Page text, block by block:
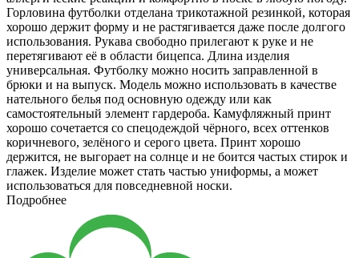
Горловина футболки отделана трикотажной резинкой, которая
хорошо держит форму и не растягивается даже после долгого
использования. Рукава свободно прилегают к руке и не
перетягивают её в области бицепса. Длина изделия
универсальная. Футболку можно носить заправленной в
брюки и на выпуск. Модель можно использовать в качестве
нательного белья под основную одежду или как
самостоятельный элемент гардероба. Камуфляжный принт
хорошо сочетается со спецодеждой чёрного, всех оттенков
коричневого, зелёного и серого цвета. Принт хорошо
держится, не выгорает на солнце и не боится частых стирок и
глажек. Изделие может стать частью униформы, а может
использоваться для повседневной носки.
Подробнее